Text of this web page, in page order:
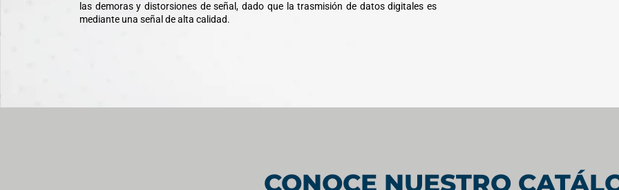
las demoras y distorsiones de señal, dado que la trasmisión de datos digitales es
mediante una señal de alta calidad.
CONOCE NUESTRO